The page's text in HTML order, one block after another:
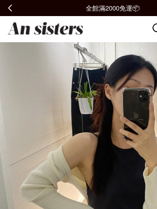
加入會員贈購物金100元